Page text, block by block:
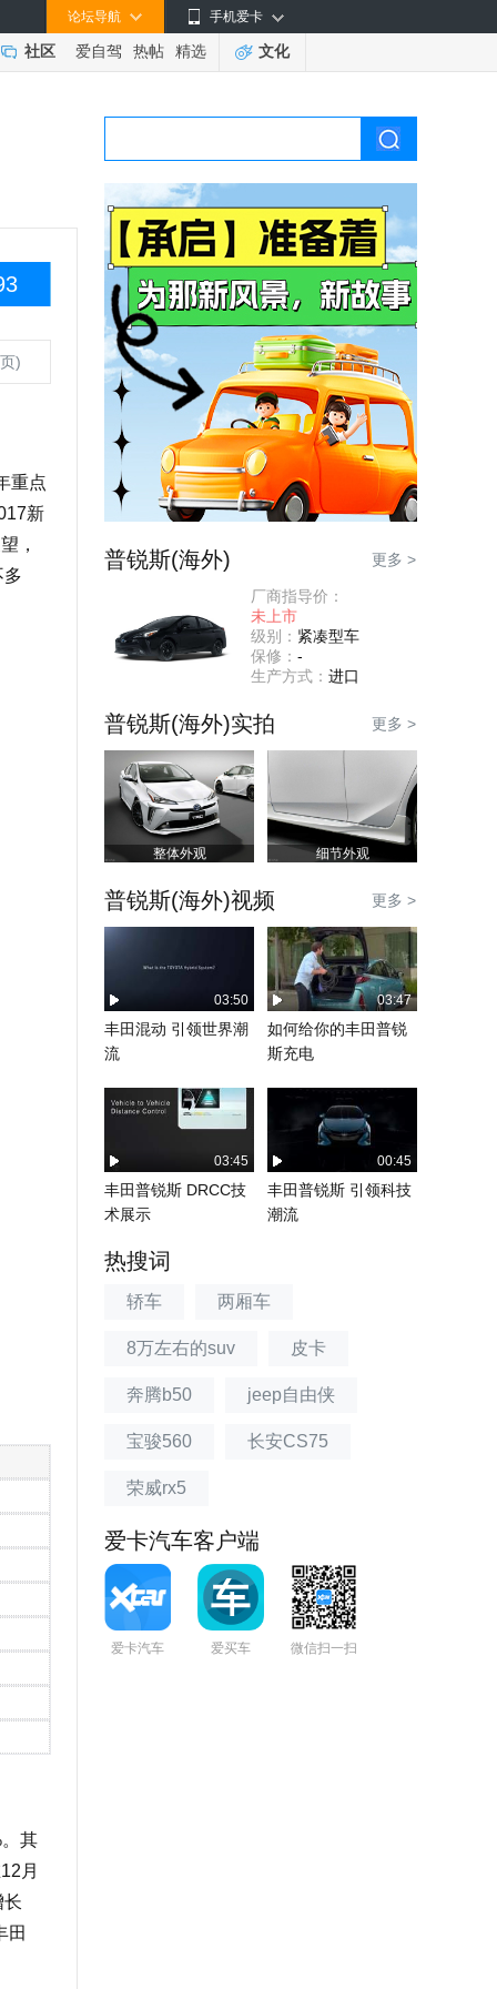
手机爱卡
论坛导航
社区 爱自驾 热帖 精选 文化
)
重点
新
，
多
其
月
长
田
普锐斯(海外) 更多 >
厂商指导价：
未上市
级别： 紧凑型车
保修： -
生产方式： 进口
普锐斯(海外)实拍 更多 >
整体外观 细节外观
普锐斯(海外)视频 更多 >
03:50
丰田混动 引领世界潮
流
03:47
如何给你的丰田普锐
斯充电
03:45
丰田普锐斯 DRCC技
术展示
00:45
丰田普锐斯 引领科技
潮流
热搜词
轿车 两厢车
8万左右的suv 皮卡
奔腾b50 jeep自由侠
宝骏560 长安CS75
荣威rx5
爱卡汽车客户端
爱卡汽车 爱买车 微信扫一扫